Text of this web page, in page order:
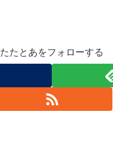
たたとあをフォローする